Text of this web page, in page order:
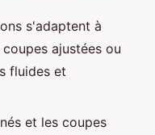
s'adaptent à
ajustées ou
fluides et
et les coupes